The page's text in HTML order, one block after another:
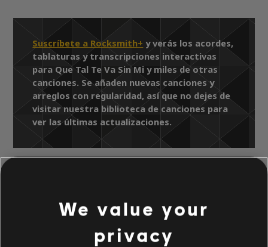
Suscríbete a Rocksmith+ y verás los acordes,
tablaturas y transcripciones interactivas
para Que Tal Te Va Sin Mi y miles de otras
canciones. Se añaden nuevas canciones y
arreglos con regularidad, así que no dejes de
visitar nuestra biblioteca de canciones para
ver las últimas actualizaciones.
Conjunto Primavera
20 Exitos Historicos, Vol. 2
Que Tal Te Va Sin Mi
We value your
privacy